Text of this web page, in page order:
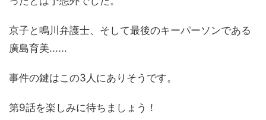
京子と鳴川弁護士、そして最後のキーパーソンである
廣島育美......
事件の鍵はこの3人にありそうです。
第9話を楽しみに待ちましょう！